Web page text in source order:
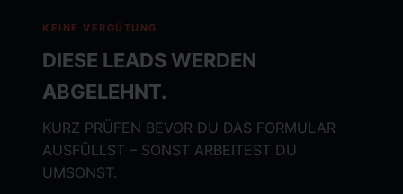
KEINE VERGÜTUNG
DIESE LEADS WERDEN
ABGELEHNT.
KURZ PRÜFEN BEVOR DU DAS FORMULAR
AUSFÜLLST – SONST ARBEITEST DU
UMSONST.